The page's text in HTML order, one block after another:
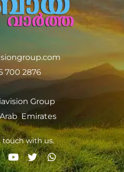
700 2876
Group
Emirates
touch with us.